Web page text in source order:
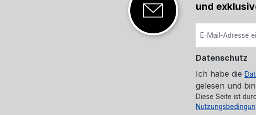
und
Datenschutz
Ich habe die
gelesen und
Diese Seite ist